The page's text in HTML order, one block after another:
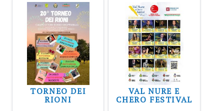
TORNEO DEI
RIONI
VAL NURE E
CHERO FESTIVAL